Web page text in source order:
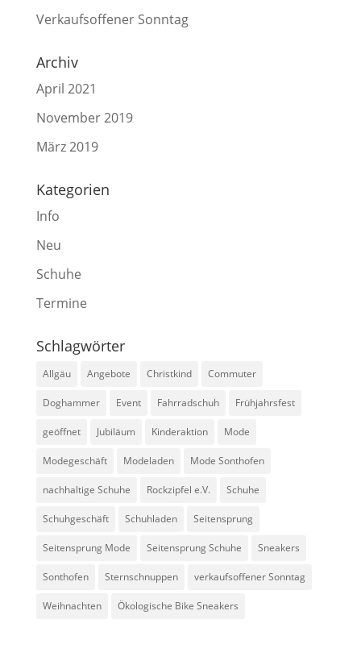
Verkaufsoffener Sonntag
Archiv
April 2021
November 2019
März 2019
Kategorien
Info
Neu
Schuhe
Termine
Schlagwörter
Allgäu Angebote Christkind Commuter
Doghammer Event Fahrradschuh Frühjahrsfest
geöffnet Jubiläum Kinderaktion Mode
Modegeschäft Modeladen Mode Sonthofen
nachhaltige Schuhe Rockzipfel e.V. Schuhe
Schuhgeschäft Schuhladen Seitensprung
Seitensprung Mode Seitensprung Schuhe Sneakers
Sonthofen Sternschnuppen verkaufsoffener Sonntag
Weihnachten Ökologische Bike Sneakers